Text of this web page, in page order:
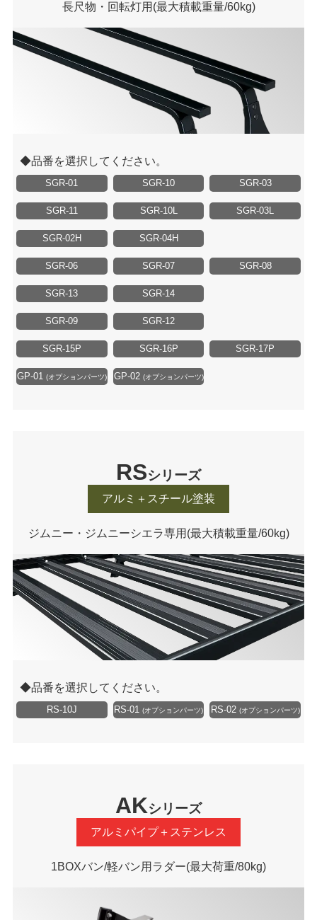
長尺物・回転灯用 (最大積載重量/60kg)
品番を選択してください。
SGR-01 SGR-10 SGR-03
SGR-11 SGR-10L SGR-03L
SGR-02H SGR-04H
SGR-06 SGR-07 SGR-08
SGR-13 SGR-14
SGR-09 SGR-12
SGR-15P SGR-16P SGR-17P
GP-01 (オプションパーツ) GP-02 (オプションパーツ)
RSシリーズ
アルミ＋スチール塗装
ジムニー・ジムニーシエラ専用 (最大積載重量/60kg)
品番を選択してください。
RS-10J RS-01 (オプションパーツ) RS-02 (オプションパーツ)
AKシリーズ
アルミパイプ＋ステンレス
1BOXバン/軽バン用ラダー(最大荷重/80kg)